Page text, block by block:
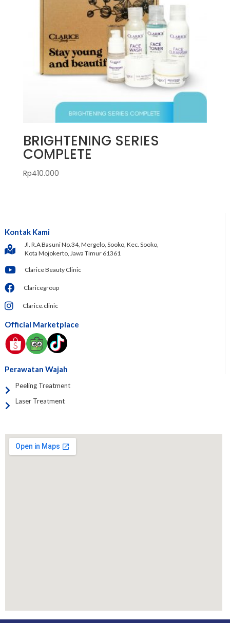
BRIGHTENING SERIES
COMPLETE
Rp410.000
Kontak Kami
Jl. R.A Basuni No.34, Mergelo, Sooko, Kec. Sooko,
Kota Mojokerto, Jawa Timur 61361
Clarice Beauty Clinic
Claricegroup
Clarice.clinic
Official Marketplace
Perawatan Wajah
Peeling Treatment
Laser Treatment